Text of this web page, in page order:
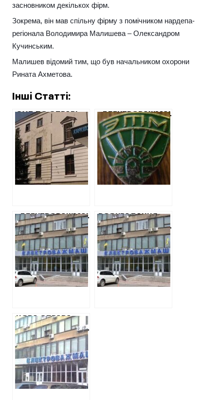
засновником декількох фірм.
Зокрема, він мав спільну фірму з помічником нардепа-
регіонала Володимира Малишева – Олександром
Кучинським.
Малишев відомий тим, що був начальником охорони
Рината Ахметова.
Інші Статті:
СУД ПО СПРАВІ
ЗАМДИРЕКТОРА
«ЕЛЕКТРОВАЖМАША»:
ПРОКУРОРИ САП
ПРОІГНОРУВАЛИ
ЗАСІДАННЯ.
ПРИЧИНИ
НЕВІДОМІ
«ЕЛЕКТРОВАЖМАШ»
КУПУЄ СРІБЛО У
РОСІЯН ЧЕРЕЗ
БРИТАНСЬКУ
«ПРОКЛАДКУ»
«ЕЛЕКТРОВАЖМАШ»
ПРИДБАЄ ГУМУ
ПО СЕКРЕТНИМ
ЦІНАМ У ФІРМИ,
ЯКА ТОРГУЄ
АГРОПРОДУКЦІЄЮ
РОЗКРАДАННЯ
«ЕЛЕКТРОВАЖМАШУ»:
КЕРІВНИКА
ЗАВОДУ
ПІДОЗРЮЮТЬ,
ЩО ВІН ОТРИМАВ
ТРИ МІЛЬЙОНИ
ЄВРО ВІД
НОВА СПРАВА
«ЕЛЕКТРОВАЖМАША»:
КЕРІВНИЦТВО
ЗАВОДУ
ПІДОЗРЮЮТЬ У
ВИВЕДЕННІ 13
МІЛЬЙОНІВ